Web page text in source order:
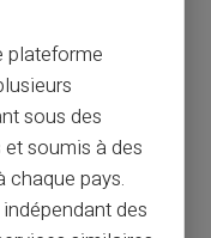
banque vous
plateforme
sous des
soumis à des
chaque pays.
des